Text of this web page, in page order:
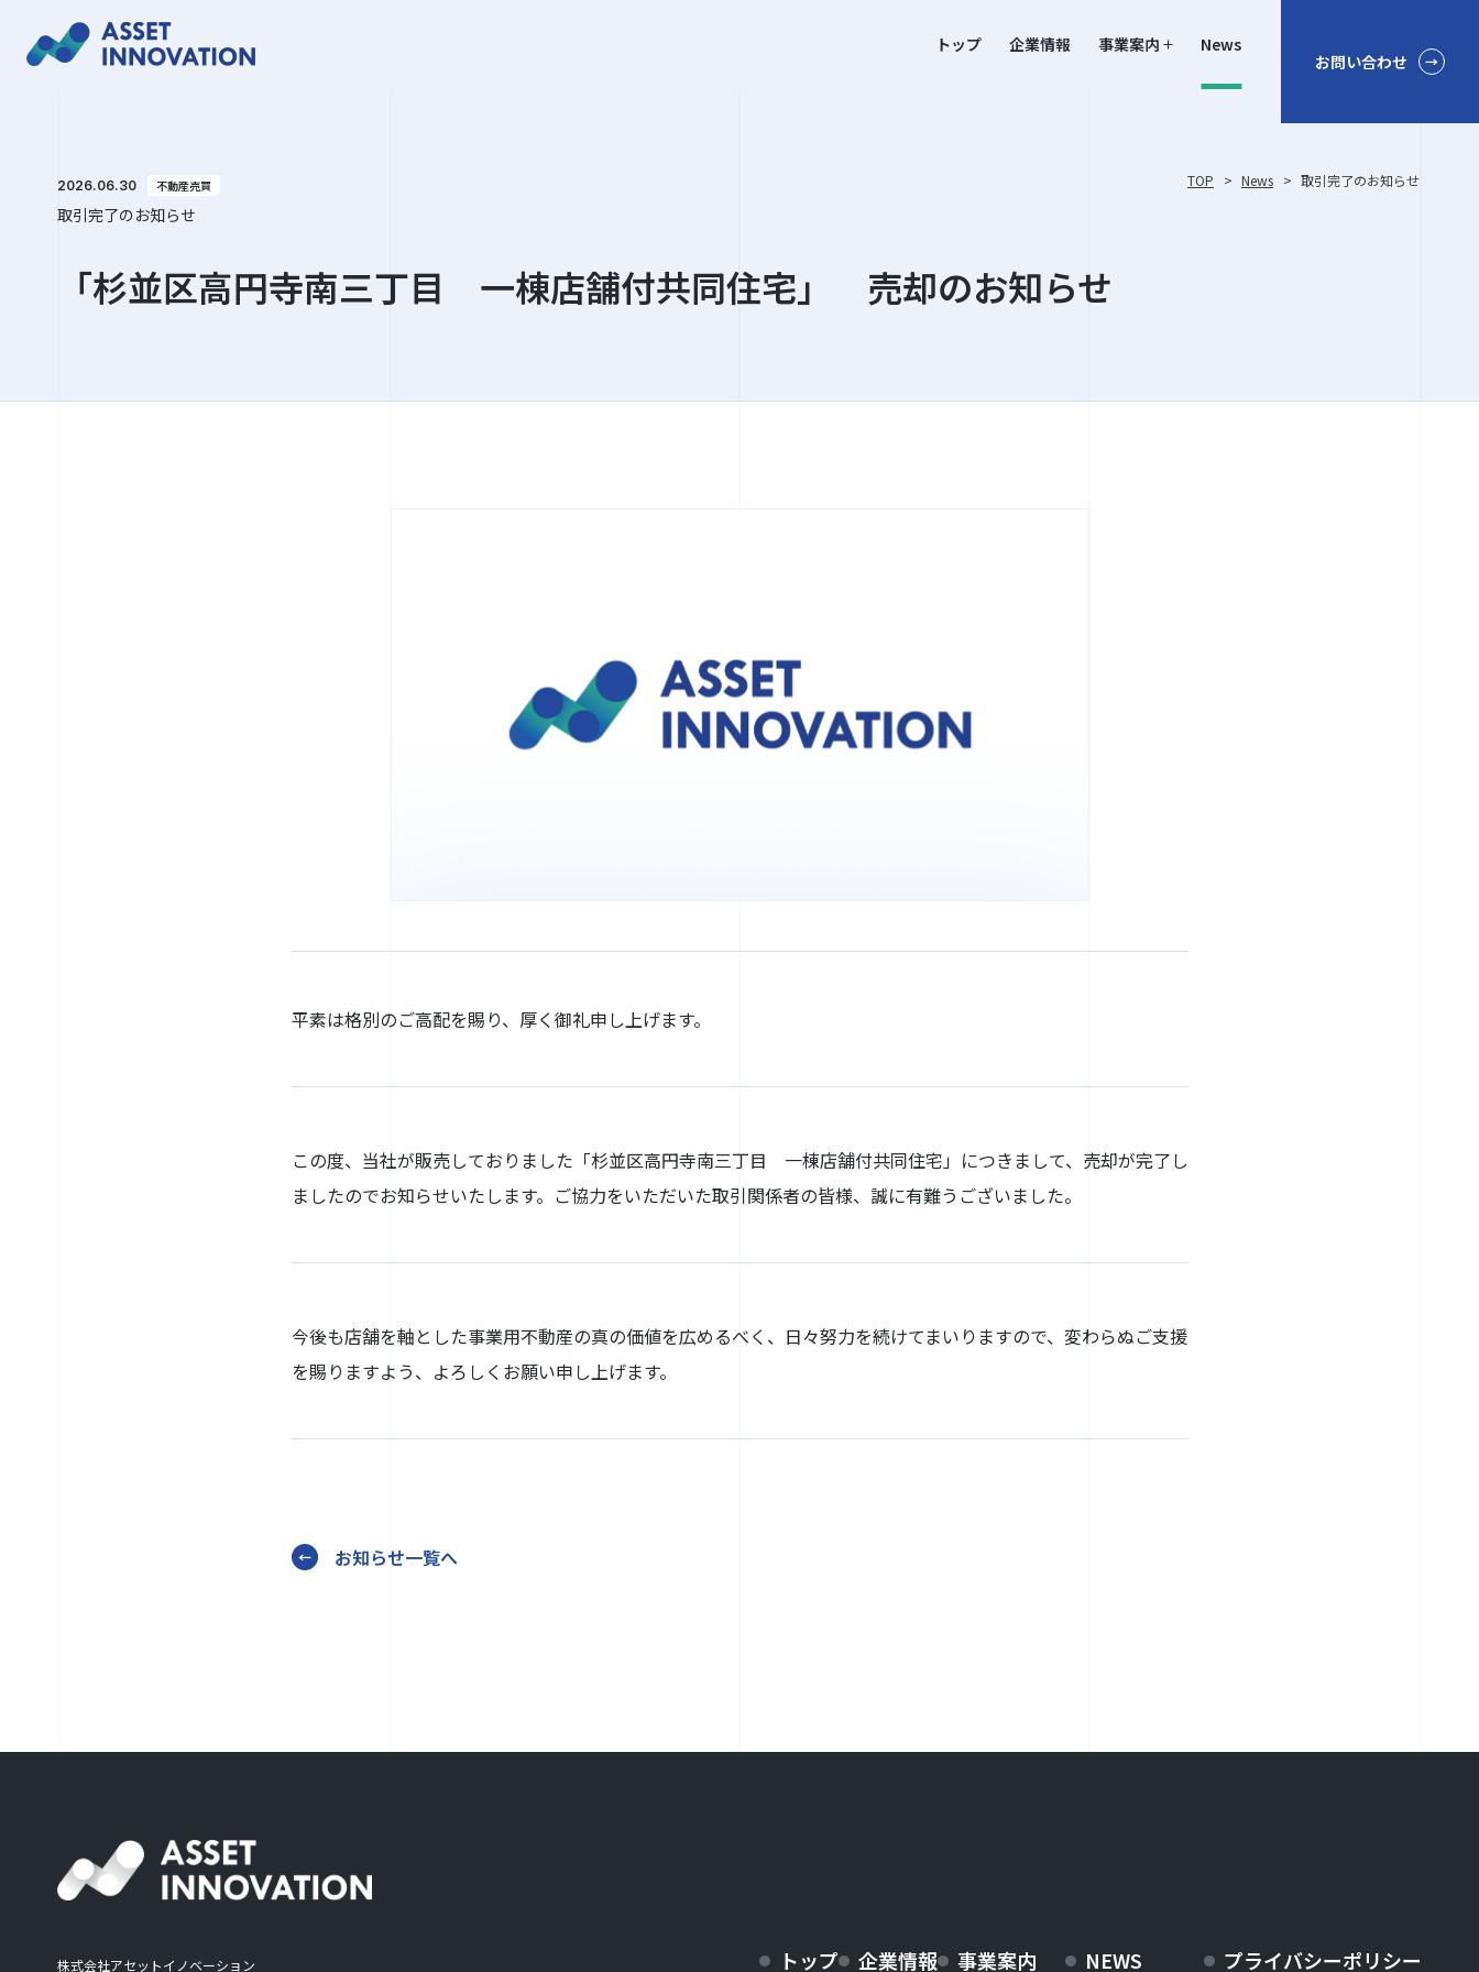
トップ 企業情報 事業案内 News
お問い合わせ
TOP > News > 取引完了のお知らせ
2026.06.30 不動産売買
取引完了のお知らせ
「杉並区高円寺南三丁目 一棟店舗付共同住宅」 売却のお知らせ
平素は格別のご高配を賜り、厚く御礼申し上げます。
この度、当社が販売しておりました「杉並区高円寺南三丁目 一棟店舗付共同住宅」につきまして、売却が完了し
ましたのでお知らせいたします。ご協力をいただいた取引関係者の皆様、誠に有難うございました。
今後も店舗を軸とした事業用不動産の真の価値を広めるべく、日々努力を続けてまいりますので、変わらぬご支援
を賜りますよう、よろしくお願い申し上げます。
お知らせ一覧へ
株式会社アセットイノベーション トップ 企業情報 事業案内 NEWS プライバシーポリシー